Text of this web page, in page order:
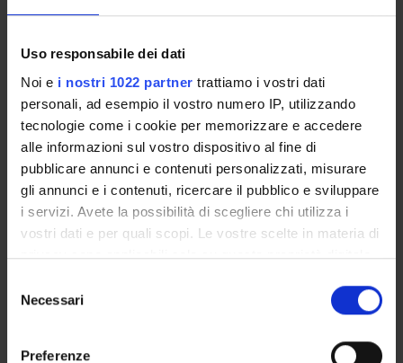
Uso responsabile dei dati
Noi e i nostri 1022 partner trattiamo i vostri dati
personali, ad esempio il vostro numero IP, utilizzando
tecnologie come i cookie per memorizzare e accedere
alle informazioni sul vostro dispositivo al fine di
pubblicare annunci e contenuti personalizzati, misurare
gli annunci e i contenuti, ricercare il pubblico e sviluppare
i servizi. Avete la possibilità di scegliere chi utilizza i
vostri dati e per quali scopi. Le vostre scelte in materia di
privacy sono applicabili solo su questa proprietà digitale
modificare o revocare il proprio consenso in qualsiasi
momento dalla Dichiarazione sui cookie o facendo clic
delNecessari
Preferenze
ATTIVITÀ
GRUPPI DI RICERCA
DOTTORATI DI RICERCA